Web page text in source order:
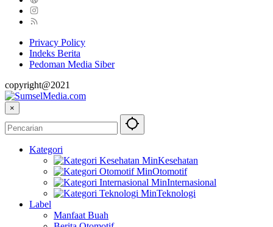
Privacy Policy
Indeks Berita
Pedoman Media Siber
copyright@2021
×
Kategori
Kesehatan
Otomotif
Internasional
Teknologi
Label
Manfaat Buah